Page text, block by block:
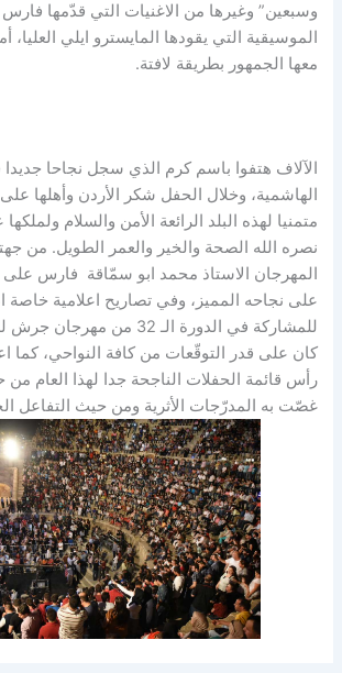
وسبعين” وغيرها من الاغنيات التي قدّمها فارس
الموسيقية التي يقودها المايسترو ايلي العليا،
معها الجمهور بطريقة لافتة.
الآلاف هتفوا باسم كرم الذي سجل نجاحا
الهاشمية، وخلال الحفل شكر الأردن وأهلها
متمنيا لهذه البلد الرائعة الأمن والسلام
نصره الله الصحة والخير والعمر الطويل. من
المهرجان الاستاذ محمد ابو سمّاقة فارس على
على نجاحه المميز، وفي تصاريح اعلامية خاصة
للمشاركة في الدورة الـ 32 من
كان على قدر التوقّعات من كافة النواحي، كما
رأس قائمة الحفلات الناجحة جدا لهذا العام
غصّت به المدرّجات الأثرية ومن حيث التفاعل